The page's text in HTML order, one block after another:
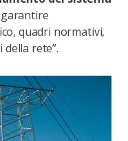
quadri normativi,
rete”.